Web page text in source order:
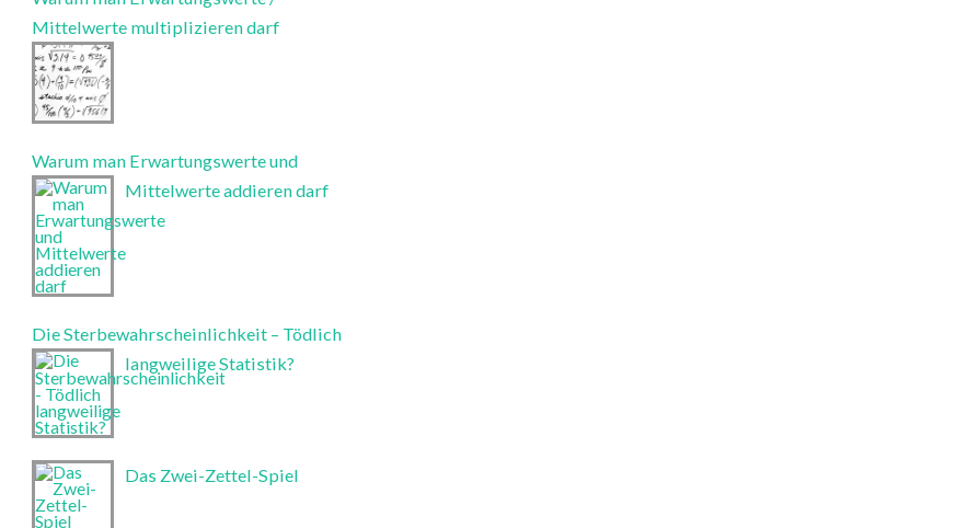
Mittelwerte multiplizieren darf
Warum man Erwartungswerte und
Mittelwerte addieren darf
Die Sterbewahrscheinlichkeit – Tödlich
langweilige Statistik?
Das Zwei-Zettel-Spiel